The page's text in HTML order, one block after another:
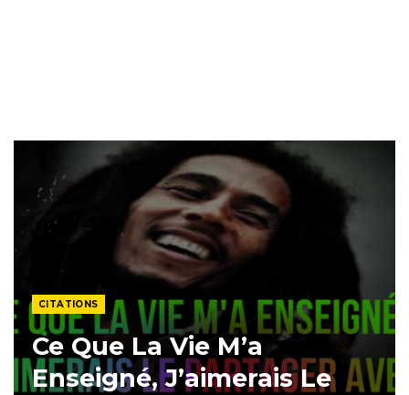
CITATIONS
Ce Que La Vie M’a
Enseigné, J’aimerais Le